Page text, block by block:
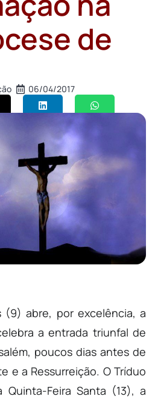
de
06/04/2017
(9) abre, por excelência, a
a entrada triunfal de
poucos dias antes de
e a Ressurreição. O Tríduo
Quinta-Feira Santa (13), a